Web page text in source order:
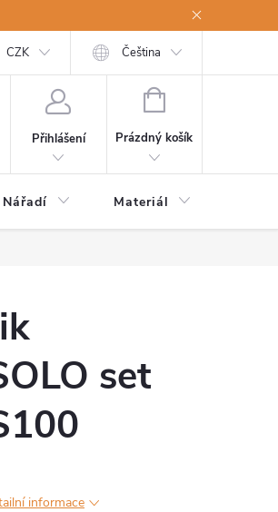
od kupní smlouvy
CZK Čeština
Přihlášení
NÁKUPNÍ
Prázdný košík
Nářadí Materiál
set
informace